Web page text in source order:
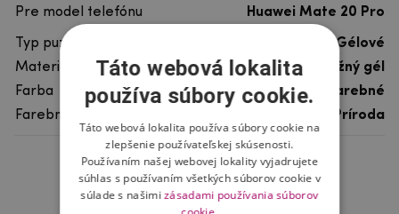
Pre model telefónu
Huawei Mate 20 Pro
Typ puzdra
Gélové
Materiál
pružný gél
Farba
viacfarebné
Farebný motív
Príroda
Hodnotenie produktu
Táto webová lokalita
používa súbory cookie.
Táto webová lokalita používa súbory cookie na
zlepšenie používateľskej skúsenosti.
Používaním našej webovej lokality vyjadrujete
súhlas s používaním všetkých súborov cookie v
súlade s našimizásadami používania súborov